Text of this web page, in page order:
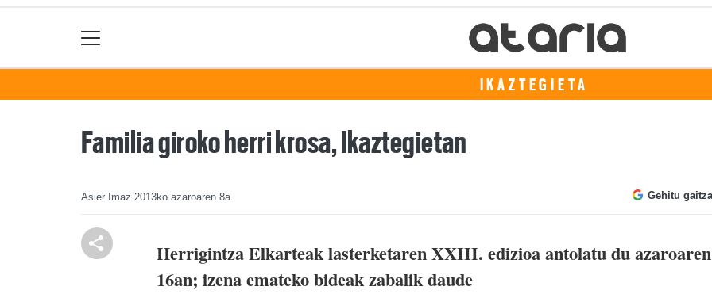
IKAZTEGIETA
Familia giroko herri krosa, Ikaztegietan
Asier Imaz 2013ko azaroaren 8a Gehitu
Herrigintza Elkarteak lasterketaren XXIII. edizioa antolatu du azaroaren
16an; izena emateko bideak zabalik daude